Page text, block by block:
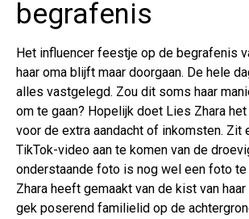
begrafenis
Het influencer feestje op de begrafenis
haar oma blijft maar doorgaan. De hele
alles vastgelegd. Zou dit soms haar
om te gaan? Hopelijk doet Lies Zhara
voor de extra aandacht of inkomsten. Zit
TikTok-video aan te komen van de
onderstaande foto is nog wel een foto
Zhara heeft gemaakt van de kist van
gek poserend familielid op de